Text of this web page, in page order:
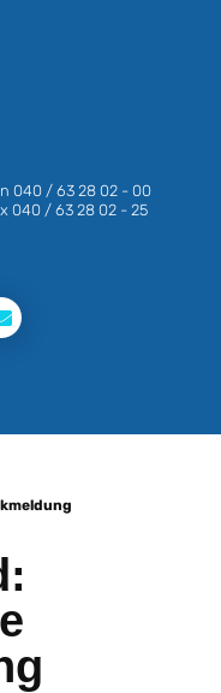
040 / 63 28 02 - 00
040 / 63 28 02 - 25